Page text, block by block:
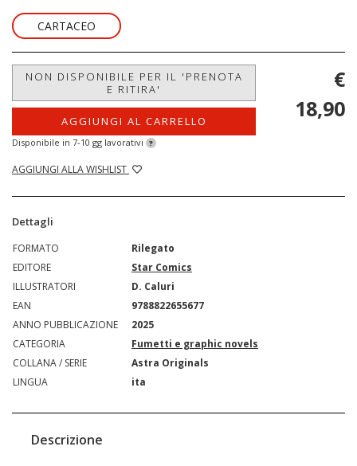
CARTACEO
NON DISPONIBILE PER IL 'PRENOTA
E RITIRA'
AGGIUNGI AL CARRELLO
Disponibile in 7-10 gg lavorativi ?
AGGIUNGI ALLA WISHLIST
€
18,90
Dettagli
FORMATO
Rilegato
EDITORE
Star Comics
ILLUSTRATORI
D. Caluri
EAN
9788822655677
ANNO PUBBLICAZIONE
2025
CATEGORIA
Fumetti e graphic novels
COLLANA / SERIE
Astra Originals
LINGUA
ita
Descrizione